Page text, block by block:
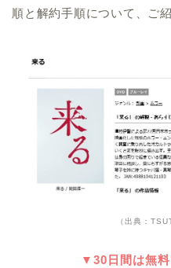
順と解約手順について、ご
（出典：
▼30日間は無